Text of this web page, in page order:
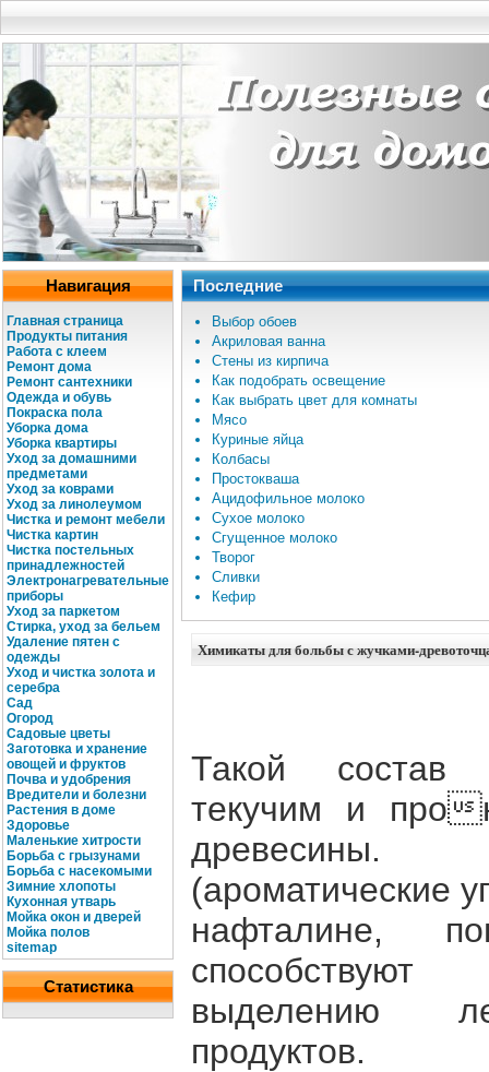
Навигация
Главная страница
Продукты питания
Работа с клеем
Ремонт дома
Ремонт сантехники
Одежда и обувь
Покраска пола
Уборка дома
Уборка квартиры
Уход за домашними
предметами
Уход за коврами
Уход за линолеумом
Чистка и ремонт мебели
Чистка картин
Чистка постельных
принадлежностей
Электронагревательные
приборы
Уход за паркетом
Стирка, уход за бельем
Удаление пятен с
одежды
Уход и чистка золота и
серебра
Сад
Огород
Садовые цветы
Заготовка и хранение
овощей и фруктов
Почва и удобрения
Вредители и болезни
Растения в доме
Здоровье
Маленькие хитрости
Борьба с грызунами
Борьба с насекомыми
Зимние хлопоты
Кухонная утварь
Мойка окон и дверей
Мойка полов
sitemap
Статистика
Последние
Выбор обоев
Акриловая ванна
Стены из кирпича
Как подобрать освещение
Как выбрать цвет для комнаты
Мясо
Куриные яйца
Колбасы
Простокваша
Ацидофильное молоко
Сухое молоко
Сгущенное молоко
Творог
Сливки
Кефир
Химикаты для больбы с жучками-
Такой состав
текучим и про
древесины.
(ароматические
нафталине,
способствуют
выделению
продуктов.